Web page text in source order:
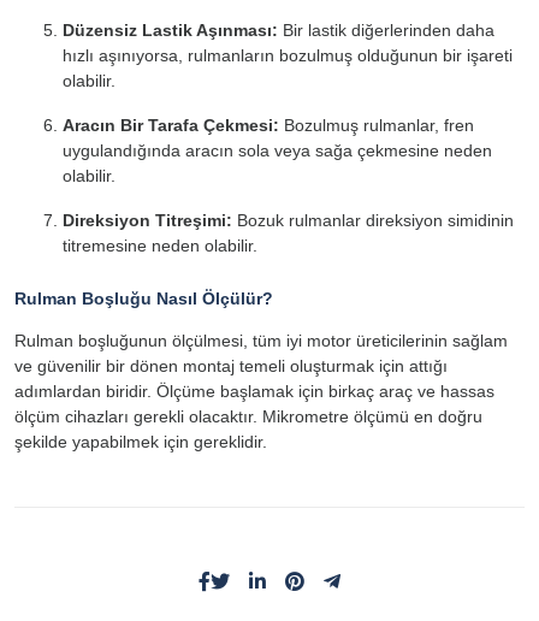
Düzensiz Lastik Aşınması: Bir lastik diğerlerinden daha
hızlı aşınıyorsa, rulmanların bozulmuş olduğunun bir işareti
olabilir.
Aracın Bir Tarafa Çekmesi: Bozulmuş rulmanlar, fren
uygulandığında aracın sola veya sağa çekmesine neden
olabilir.
Direksiyon Titreşimi: Bozuk rulmanlar direksiyon simidinin
titremesine neden olabilir.
Rulman Boşluğu Nasıl Ölçülür?
Rulman boşluğunun ölçülmesi, tüm iyi motor üreticilerinin sağlam
ve güvenilir bir dönen montaj temeli oluşturmak için attığı
adımlardan biridir. Ölçüme başlamak için birkaç araç ve hassas
ölçüm cihazları gerekli olacaktır. Mikrometre ölçümü en doğru
şekilde yapabilmek için gereklidir.